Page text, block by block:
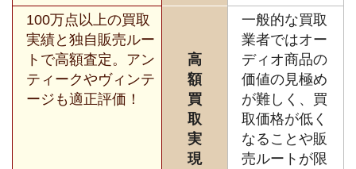
100万点以上の買取
実績と独自販売ルー
トで高額査定。アン
ティークやヴィンテ
ージも適正評価！
高
額
買
取
実
現
一般的な買取
業者ではオー
ディオ商品の
価値の見極め
が難しく、買
取価格が低く
なることや販
売ルートが限